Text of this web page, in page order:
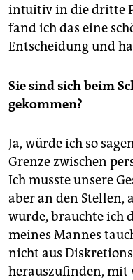
intuitiv in die dritte
fand ich das eine
Entscheidung und
Sie sind sich beim
gekommen?
Ja, würde ich so
Grenze zwischen
Ich musste unsere
aber an den Stellen,
wurde, brauchte ich
meines Mannes
nicht aus
herauszufinden, mit